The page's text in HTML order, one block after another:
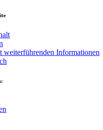
weiterführenden Informationen